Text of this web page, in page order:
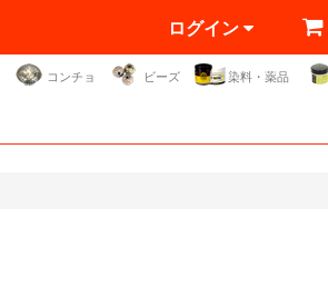
ログイン
コンチョ ビーズ 染料・薬品